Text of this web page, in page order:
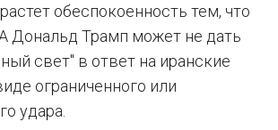
обеспокоенность тем, что
Дональд Трамп может не дать
свет" в ответ на иранские
ограниченного или
удара.